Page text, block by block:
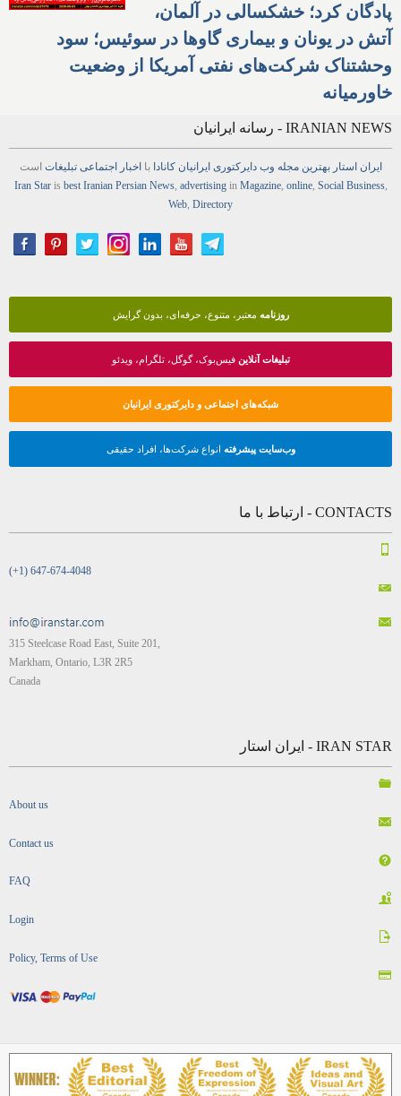
پادگان کرد؛ خشکسالی در آلمان،
آتش در یونان و بیماری گاوها در سوئیس؛ سود
وحشتناک شرکت‌های نفتی آمریکا از وضعیت
خاورمیانه
IRANIAN NEWS - رسانه ایرانیان
ایران استار بهترین مجله وب دایرکتوری ایرانیان کانادا با اخبار اجتماعی تبلیغات است
Iran Staris best Iranian Persian News, advertisingin Magazine, online, Social Business,
Web, Directory
روزنامه معتبر، متنوع، حرفه‌ای، بدون گرایش
تبلیغات آنلاینفیس‌بوک، گوگل، تلگرام، ویدئو
شبکه‌های اجتماعی و دایرکتوری ایرانیان
وب‌سایت پیشرفته انواع شرکت‌ها، افراد حقیقی
CONTACTS - ارتباط با ما
(+1) 647-674-4048
315 Steelcase Road East, Suite 201,
Markham, Ontario, L3R 2R5
Canada
IRAN STAR - ایران استار
About us
Contact us
FAQ
Login
Policy, Terms of Use